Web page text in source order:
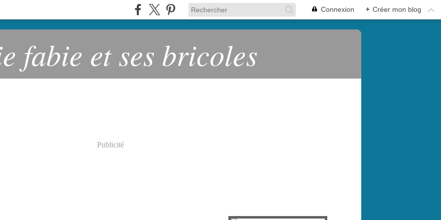
Connexion + Créer mon blog
fabie et ses bricoles
Publicité